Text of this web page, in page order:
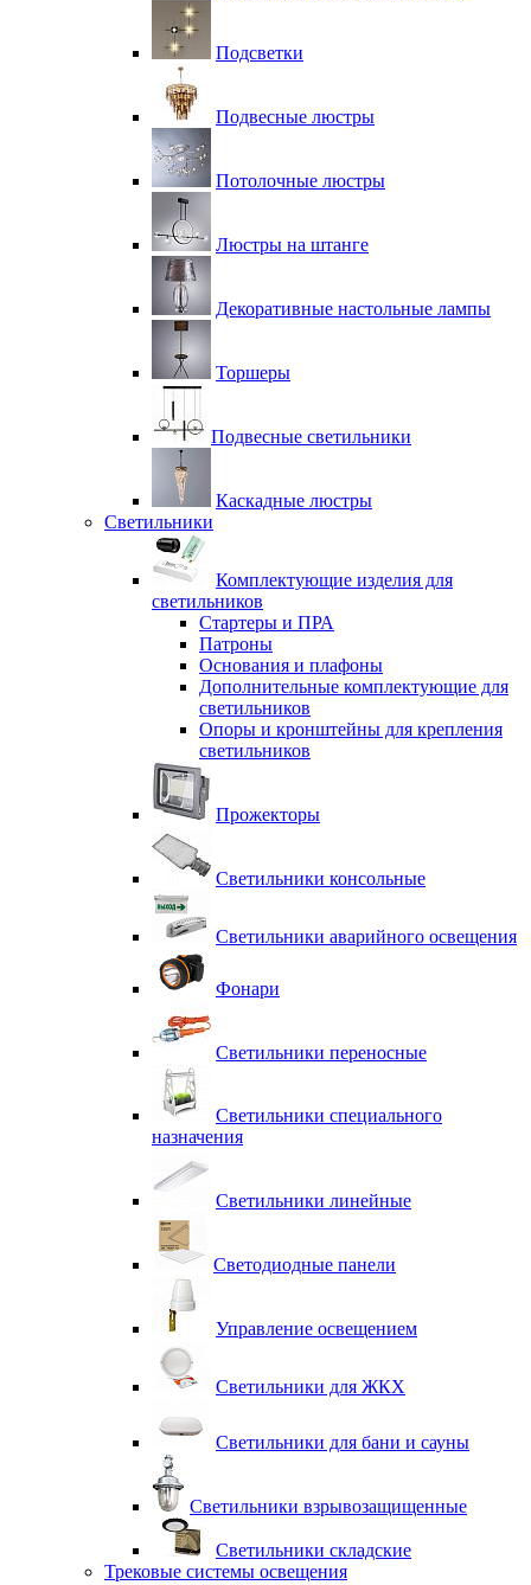
Подсветки
Подвесные люстры
Потолочные люстры
Люстры на штанге
Декоративные настольные лампы
Торшеры
Подвесные светильники
Каскадные люстры
Светильники
Комплектующие изделия для
светильников
Стартеры и ПРА
Патроны
Основания и плафоны
Дополнительные комплектующие для
светильников
Опоры и кронштейны для крепления
светильников
Прожекторы
Светильники консольные
Светильники аварийного освещения
Фонари
Светильники переносные
Светильники специального
назначения
Светильники линейные
Светодиодные панели
Управление освещением
Светильники для ЖКХ
Светильники для бани и сауны
Светильники взрывозащищенные
Светильники складские
Трековые системы освещения